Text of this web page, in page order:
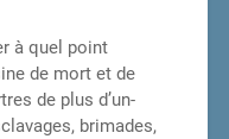
à quel point
de mort et de
de plus d’un-
brimades,